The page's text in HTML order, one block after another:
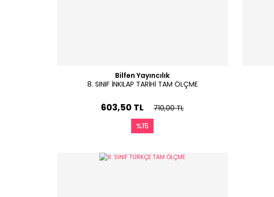
Bilfen Yayıncılık
8. SINIF İNKILAP TARİHİ TAM ÖLÇME
603,50 TL
710,00 TL
%15